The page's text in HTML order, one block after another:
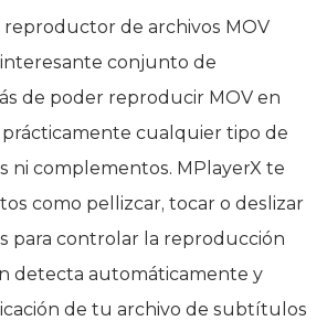
reproductor de archivos MOV
conjunto de
de poder reproducir MOV en
cualquier tipo de
ni complementos. MPlayerX te
como pellizcar, tocar o deslizar
para controlar la reproducción
detecta automáticamente y
de tu archivo de subtítulos